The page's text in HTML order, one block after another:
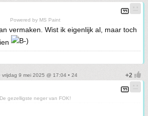
Powered by MS Paint
vermaken. Wist ik eigenlijk al, maar toch
vrijdag 9 mei 2025 @ 17:04 • 24
De gezelligste neger van FOK!